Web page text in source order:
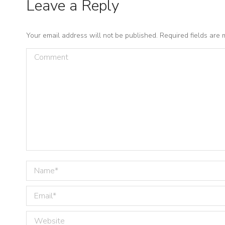
Leave a Reply
Your email address will not be published. Required fields are
Comment
Name *
Email *
Website